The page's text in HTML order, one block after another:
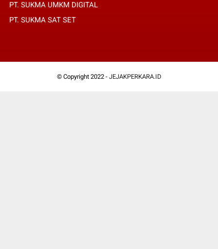
PT. SUKMA UMKM DIGITAL
PT. SUKMA SAT SET
© Copyright 2022 - JEJAKPERKARA.ID